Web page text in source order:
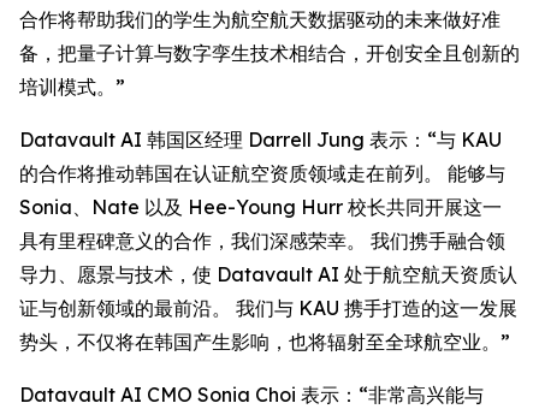
合作将帮助我们的学生为航空航天数据驱动的未来做好准
备，把量子计算与数字孪生技术相结合，开创安全且创新的
培训模式。”
Datavault AI 韩国区经理 Darrell Jung 表示：“与 KAU
的合作将推动韩国在认证航空资质领域走在前列。 能够与
Sonia、Nate 以及 Hee-Young Hurr 校长共同开展这一
具有里程碑意义的合作，我们深感荣幸。 我们携手融合领
导力、愿景与技术，使 Datavault AI 处于航空航天资质认
证与创新领域的最前沿。 我们与 KAU 携手打造的这一发展
势头，不仅将在韩国产生影响，也将辐射至全球航空业。”
Datavault AI CMO Sonia Choi 表示：“非常高兴能与